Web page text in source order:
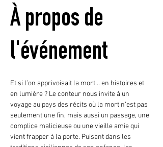
À propos de
l'événement
Et si l’on apprivoisait la mort… en histoires et
en lumière ? Le conteur nous invite à un
voyage au pays des récits où la mort n’est pas
seulement une fin, mais aussi un passage, une
complice malicieuse ou une vieille amie qui
vient frapper à la porte. Puisant dans les